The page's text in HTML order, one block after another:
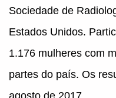
Sociedade de
Estados Unidos.
1.176 mulheres com
partes do país. Os